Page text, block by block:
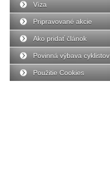
Víza
Pripravované akcie
Ako pridať článok
Povinná výbava cyklistov
Použitie Cookies